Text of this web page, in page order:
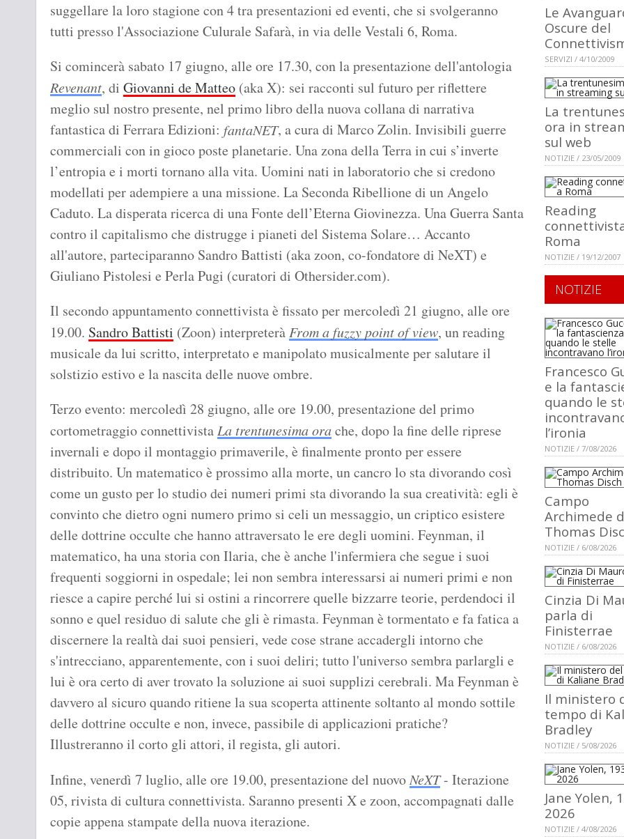
suggellare la loro stagione con 4 tra presentazioni ed eventi, che si svolgeranno
tutti presso l'Associazione Culurale Safarà, in via delle Vestali 6, Roma.
Si comincerà sabato 17 giugno, alle ore 17.30, con la presentazione dell'antologia
Revenant, di Giovanni de Matteo (aka X): sei racconti sul futuro per riflettere
meglio sul nostro presente, nel primo libro della nuova collana di narrativa
fantastica di Ferrara Edizioni: fantaNET, a cura di Marco Zolin. Invisibili guerre
commerciali con in gioco poste planetarie. Una zona della Terra in cui s’inverte
l’entropia e i morti tornano alla vita. Uomini nati in laboratorio che si credono
modellati per adempiere a una missione. La Seconda Ribellione di un Angelo
Caduto. La disperata ricerca di una Fonte dell’Eterna Giovinezza. Una Guerra Santa
contro il capitalismo che distrugge i pianeti del Sistema Solare… Accanto
all'autore, parteciparanno Sandro Battisti (aka zoon, co-fondatore di NeXT) e
Giuliano Pistolesi e Perla Pugi (curatori di Othersider.com).
Il secondo appuntamento connettivista è fissato per mercoledì 21 giugno, alle ore
19.00. Sandro Battisti (Zoon) interpreteràFrom a fuzzy point of view, un reading
musicale da lui scritto, interpretato e manipolato musicalmente per salutare il
solstizio estivo e la nascita delle nuove ombre.
Terzo evento: mercoledì 28 giugno, alle ore 19.00, presentazione del primo
cortometraggio connettivistaLa trentunesima orache, dopo la fine delle riprese
invernali e dopo il montaggio primaverile, è finalmente pronto per essere
distribuito. Un matematico è prossimo alla morte, un cancro lo sta divorando così
come un gusto per lo studio dei numeri primi sta divorando la sua creatività: egli è
convinto che dietro ogni numero primo si celi un messaggio, un criptico esistere
delle dottrine occulte che hanno attraversato le ere degli uomini. Feynman, il
matematico, ha una storia con Ilaria, che è anche l'infermiera che segue i suoi
frequenti soggiorni in ospedale; lei non sembra interessarsi ai numeri primi e non
riesce a capire perché lui si ostini a rincorrere quelle bizzarre teorie, perdendoci il
sonno e quel residuo di salute che gli è rimasta. Feynman è tormentato e fa fatica a
discernere la realtà dai suoi pensieri, vede cose strane accadergli intorno che
s'intrecciano, apparentemente, con i suoi deliri; tutto l'universo sembra parlargli e
lui è ora certo di aver trovato la soluzione ai suoi supplizi cerebrali. Ma Feynman è
davvero al sicuro quando ritiene la sua scoperta attinente soltanto al mondo sottile
delle dottrine occulte e non, invece, passibile di applicazioni pratiche?
Illustreranno il corto gli attori, il regista, gli autori.
Infine, venerdì 7 luglio, alle ore 19.00, presentazione del nuovoNeXT- Iterazione
05, rivista di cultura connettivista. Saranno presenti X e zoon, accompagnati dalle
copie appena stampate della nuova iterazione.
Le
Oscure del
SERVIZI / 4/10/2009
La
ora in
sul web
NOTIZIE / 23/05/2009
Reading
Roma
NOTIZIE / 19/12/2007
NOTIZIE
Francesco
e la
quando le
l’ironia
NOTIZIE / 7/08/2026
Campo
Archimede
Thomas
NOTIZIE / 6/08/2026
Cinzia Di
parla di
Finisterrae
NOTIZIE / 6/08/2026
Il ministero
tempo di
Bradley
NOTIZIE / 5/08/2026
Jane Yolen,
2026
NOTIZIE / 4/08/2026